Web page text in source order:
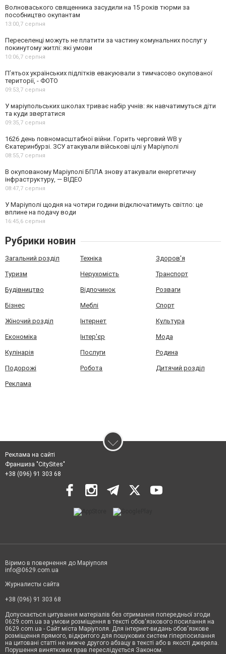
Волноваського священника засудили на 15 років тюрми за
пособництво окупантам
13:00,7 серпня
Переселенці можуть не платити за частину комунальних послуг у
покинутому житлі: які умови
10:06,7 серпня
П’ятьох українських підлітків евакуювали з тимчасово окупованої
території, - ФОТО
09:53,7 серпня
У маріупольських школах триває набір учнів: як навчатимуться діти
та куди звертатися
09:35,7 серпня
1626 день повномасштабної війни. Горить черговий WB у
Єкатеринбурзі. ЗСУ атакували військові цілі у Маріуполі
08:55,7 серпня
В окупованому Маріуполі БПЛА знову атакували енергетичну
інфраструктуру, — ВІДЕО
08:47,7 серпня
У Маріуполі щодня на чотири години відключатимуть світло: це
вплине на подачу води
16:45,6 серпня
Рубрики новин
Загальний розділ Техніка Здоров'я
Туризм Нерухомість Транспорт
Будівництво Відпочинок Розваги
Бізнес Меблі Спорт
Жіночий розділ Інтернет Культура
Економіка Інтер'єр Мода
Кулінарія Послуги Родина
Подорожі Робота Дитячий розділ
Реклама
Реклама на сайті
Франшиза "CitySites"
+38 (096) 91 303 68
Віримо в повернення до Маріуполя
info@0629.com.ua
Журналисты сайта
+38 (096) 91 303 68
Допускається цитування матеріалів без отримання попередньої згоди
0629.com.ua за умови розміщення в тексті обов'язкового посилання на
0629.com.ua - Сайт міста Маріуполя. Для інтернет-видань обов'язкове
розміщення прямого, відкритого для пошукових систем гіперпосилання
на цитовані статті не нижче другого абзацу в тексті або в якості джерела.
Порушення виняткових прав переслідується Законом.